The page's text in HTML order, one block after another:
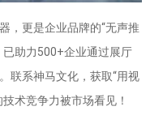
，更是企业品牌的“无声推
助力500+企业通过展厅
联系神马文化，获取“用视
术竞争力被市场看见！